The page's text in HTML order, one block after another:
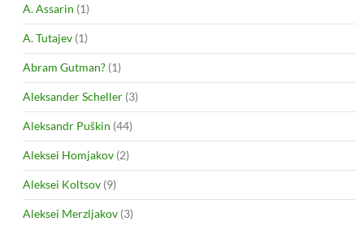
A. Assarin (1)
A. Tutajev (1)
Abram Gutman? (1)
Aleksander Scheller (3)
Aleksandr Puškin (44)
Aleksei Homjakov (2)
Aleksei Koltsov (9)
Aleksei Merzljakov (3)